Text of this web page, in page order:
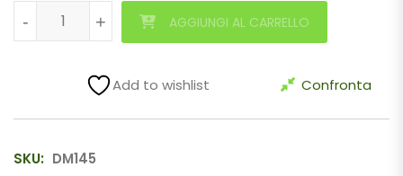
Dionaea muscipula "EG fake long petiole" quantità
+
- +
- AGGIUNGI AL CARRELLO
Add to wishlist Confronta
SKU: DM145